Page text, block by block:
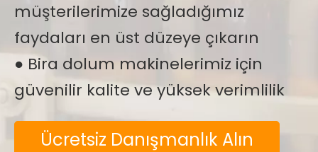
müşterilerimize sağladığımız
faydaları en üst düzeye çıkarın
● Bira dolum makinelerimiz için
güvenilir kalite ve yüksek verimlilik
Ücretsiz Danışmanlık Alın